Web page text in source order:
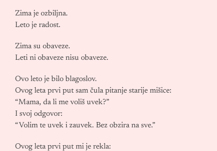
Zima je ozbiljna.
Leto je radost.
Zima su obaveze.
Leti ni obaveze nisu obaveze.
Ovo leto je bilo blagoslov.
Ovog leta prvi put sam čula pitanje starije mišice:
“Mama, da li me voliš uvek?”
I svoj odgovor:
“Volim te uvek i zauvek. Bez obzira na sve.”
Ovog leta prvi put mi je rekla: